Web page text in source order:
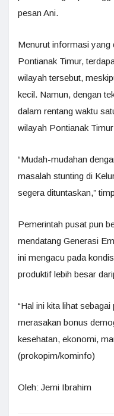
pesan Ani.
Menurut informasi yang
Pontianak Timur,
wilayah tersebut,
kecil. Namun, dengan
dalam rentang waktu
wilayah Pontianak
“Mudah-mudahan
masalah stunting di
segera dituntaskan,”
Pemerintah pusat pun
mendatang Generasi
ini mengacu pada
produktif lebih besar
“Hal ini kita lihat
merasakan bonus
kesehatan, ekonomi,
(prokopim/kominfo)
Oleh: Jemi Ibrahim